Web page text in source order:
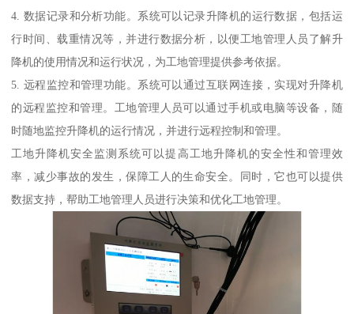
4. 数据记录和分析功能。系统可以记录升降机的运行数据，包括运
行时间、载重情况等，并进行数据分析，以便工地管理人员了解升
降机的使用情况和运行状况，为工地管理提供参考依据。
5. 远程监控和管理功能。系统可以通过互联网连接，实现对升降机
的远程监控和管理。工地管理人员可以通过手机或电脑等设备，随
时随地监控升降机的运行情况，并进行远程控制和管理。
工地升降机安全监测系统可以提高工地升降机的安全性和管理效
率，减少事故的发生，保障工人的生命安全。同时，它也可以提供
数据支持，帮助工地管理人员进行决策和优化工地管理。